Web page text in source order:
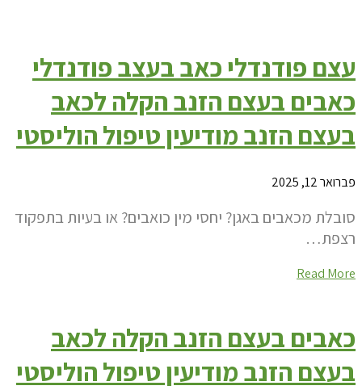
עצם פודנדלי כאב בעצב פודנדלי
כאבים בעצם הזנב הקלה לכאב
בעצם הזנב מודיעין טיפול הוליסטי
פברואר 12, 2025
סובלת מכאבים באגן? יחסי מין כואבים? או בעיות בתפקוד
רצפת…
Read More
כאבים בעצם הזנב הקלה לכאב
בעצם הזנב מודיעין טיפול הוליסטי